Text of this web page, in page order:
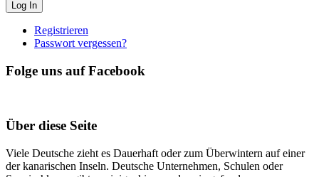
Registrieren
Passwort vergessen?
Folge uns auf Facebook
Über diese Seite
Viele Deutsche zieht es Dauerhaft oder zum Überwintern auf einer
der kanarischen Inseln. Deutsche Unternehmen, Schulen oder